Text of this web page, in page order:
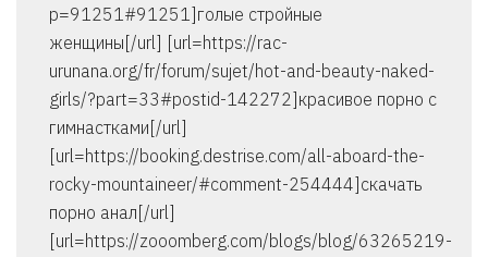
p=91251#91251]голые стройные
женщины[/url] [url=https://rac-
urunana.org/fr/forum/sujet/hot-and-beauty-naked-
girls/?part=33#postid-142272]красивое порно с
гимнастками[/url]
[url=https://booking.destrise.com/all-aboard-the-
rocky-mountaineer/#comment-254444]скачать
порно анал[/url]
[url=https://zooomberg.com/blogs/blog/63265219-